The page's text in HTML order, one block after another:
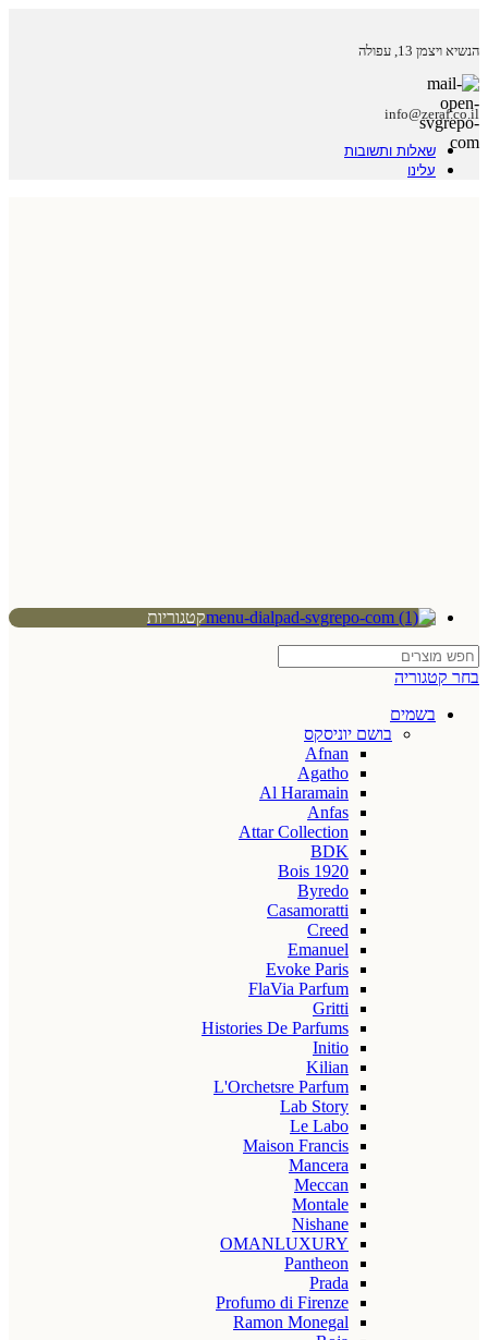
הנשיא ויצמן 13, עפולה
info@zeraf.co.il
שאלות ותשובות
עלינו
קטגוריות
בחר קטגוריה
בשמים
בושם יוניסקס
Afnan
Agatho
Al Haramain
Anfas
Attar Collection
BDK
Bois 1920
Byredo
Casamoratti
Creed
Emanuel
Evoke Paris
FlaVia Parfum
Gritti
Histories De Parfums
Initio
Kilian
L'Orchetsre Parfum
Lab Story
Le Labo
Maison Francis
Mancera
Meccan
Montale
Nishane
OMANLUXURY
Pantheon
Prada
Profumo di Firenze
Ramon Monegal